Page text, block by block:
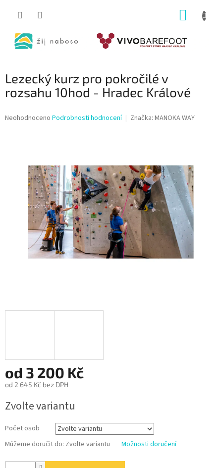
Lezecký kurz pro pokročilé v
rozsahu 10hod - Hradec Králové
Průměrné
hvězdiček.
Neohodnoceno Podrobnosti hodnocení Značka: MANOKA WAY
od 3 200 Kč
od 2 645 Kč bez DPH
cena:
Zvolte variantu
Počet osob
Můžeme doručit do: Zvolte variantu Možnosti doručení